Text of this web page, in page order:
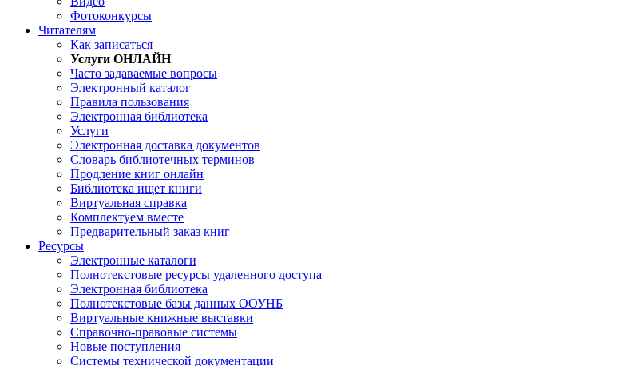
Фотоконкурсы
Читателям
Как записаться
Услуги ОНЛАЙН
Часто задаваемые вопросы
Электронный каталог
Правила пользования
Электронная библиотека
Услуги
Электронная доставка документов
Словарь библиотечных терминов
Продление книг онлайн
Библиотека ищет книги
Виртуальная справка
Комплектуем вместе
Предварительный заказ книг
Ресурсы
Электронные каталоги
Полнотекстовые ресурсы удаленного доступа
Электронная библиотека
Полнотекстовые базы данных ООУНБ
Виртуальные книжные выставки
Справочно-правовые системы
Новые поступления
Cистемы технической документации